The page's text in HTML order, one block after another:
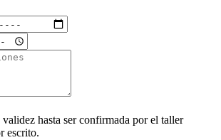
hasta ser confirmada por el taller
escrito.